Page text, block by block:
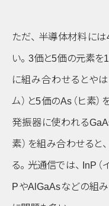
ただ、 半導体材料には
い。 3価と5価の元素を
に組み合わせるとや
ム） と5価のAs （ヒ素）
発振器に使われる
素） を組み合わせると、
る。 光通信では、 InP （
PやAlGaAsなどの組